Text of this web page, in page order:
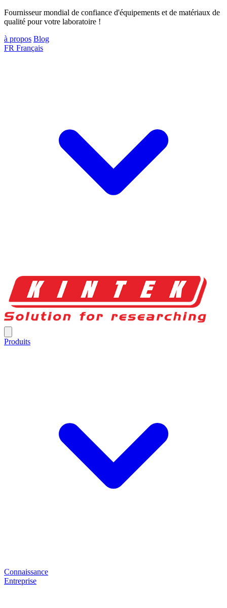
Fournisseur mondial de confiance d'équipements et de matériaux de
qualité pour votre laboratoire !
à propos Blog
FR Français
Produits
Connaissance
Entreprise